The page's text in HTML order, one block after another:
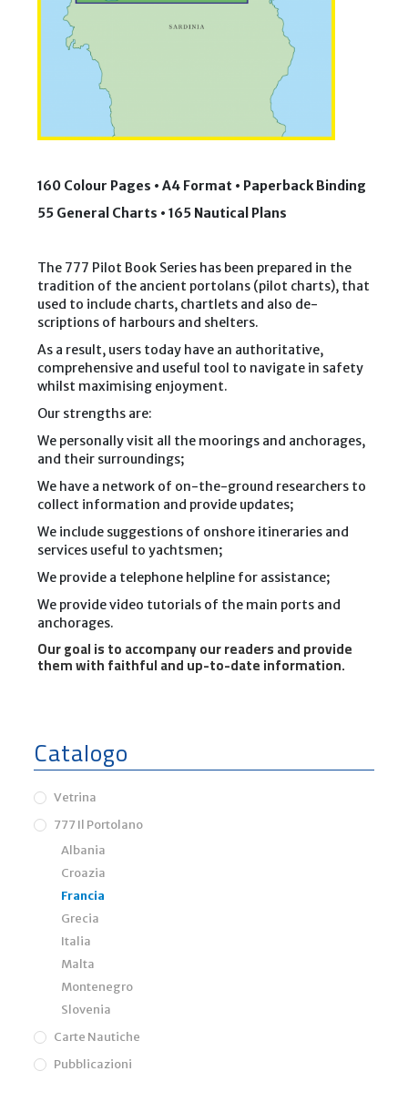
a
L
M
a
e
n
a
r
h
i
e
a
g
.
o
s
i
a
F
r
m
P
r
o
t
P
a
v
a
l
160 Colour Pages • A4 Format • Paperback Binding
55 General Charts • 165 Nautical Plans
The 777 Pilot Book Series has been prepared in the
tradition of the ancient portolans (pilot charts), that
used to include charts, chartlets and also de­
scriptions of harbours and shelters.
As a result, users today have an au­thoritative,
comprehensive and use­ful tool to navigate in safety
whilst maximising enjoyment.
Our strengths are:
We personally visit all the moorings and anchorages,
and their surroundings;
We have a network of on-the-ground researchers to
collect information and provide updates;
We include suggestions of onshore itineraries and
services useful to yachtsmen;
We provide a telephone helpline for assistance;
We provide video tutorials of the main ports and
anchorages.
Our goal is to accompany our readers and provide
them with faithful and up-to-date information.
Catalogo
Vetrina
777 Il Portolano
Albania
Croazia
Francia
Grecia
Italia
Malta
Montenegro
Slovenia
Carte Nautiche
Pubblicazioni